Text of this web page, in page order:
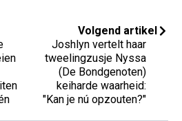
Volgend artikel
Joshlyn vertelt haar
tweelingzusje Nyssa
(De Bondgenoten)
keiharde waarheid:
"Kan je nú opzouten?"